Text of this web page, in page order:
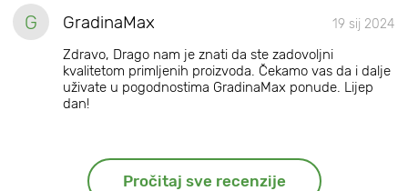
G GradinaMax 19 sij 2024
Zdravo, Drago nam je znati da ste zadovoljni
kvalitetom primljenih proizvoda. Čekamo vas da i dalje
uživate u pogodnostima GradinaMax ponude. Lijep
dan!
Pročitaj sve recenzije